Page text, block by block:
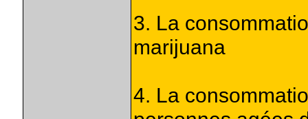
3. La
marijuana
4. La